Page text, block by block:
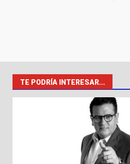
TE PODRÍA INTERESAR...